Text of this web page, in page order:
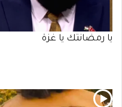
يا رمضانتك يا غزة